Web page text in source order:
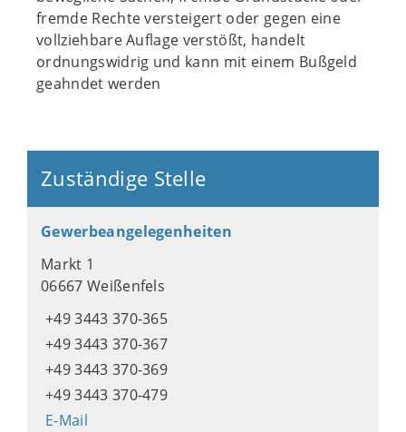
fremde Rechte versteigert oder gegen eine
vollziehbare Auflage verstößt, handelt
ordnungswidrig und kann mit einem Bußgeld
geahndet werden
Zuständige Stelle
Gewerbeangelegenheiten
Markt 1
06667 Weißenfels
+49 3443 370-365
+49 3443 370-367
+49 3443 370-369
+49 3443 370-479
E-Mail